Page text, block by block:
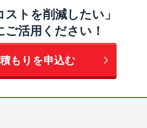
ストを削減したい」
活用ください！
積もりを申込む